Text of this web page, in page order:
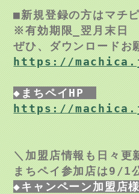
■新規登録の方はマチ
※有効期限_翌月末日
https://
https://
＼加盟店情報も日々更
まちペイ参加店は9/1
◆キャンペーン加盟店